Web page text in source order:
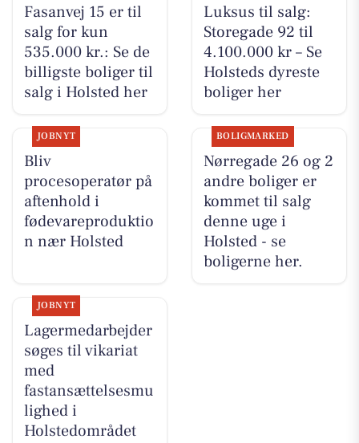
Fasanvej 15 er til
salg for kun
535.000 kr.: Se de
billigste boliger til
salg i Holsted her
Luksus til salg:
Storegade 92 til
4.100.000 kr – Se
Holsteds dyreste
boliger her
JOBNYT
Bliv
procesoperatør på
aftenhold i
fødevareproduktio
n nær Holsted
BOLIGMARKED
Nørregade 26 og 2
andre boliger er
kommet til salg
denne uge i
Holsted - se
boligerne her.
JOBNYT
Lagermedarbejder
søges til vikariat
med
fastansættelsesmu
lighed i
Holstedområdet